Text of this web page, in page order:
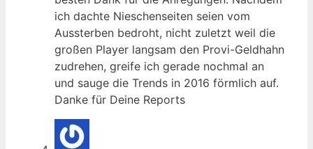
ich dachte Nieschenseiten seien vom
Aussterben bedroht, nicht zuletzt weil die
großen Player langsam den Provi-Geldhahn
zudrehen, greife ich gerade nochmal an
und sauge die Trends in 2016 förmlich auf.
Danke für Deine Reports